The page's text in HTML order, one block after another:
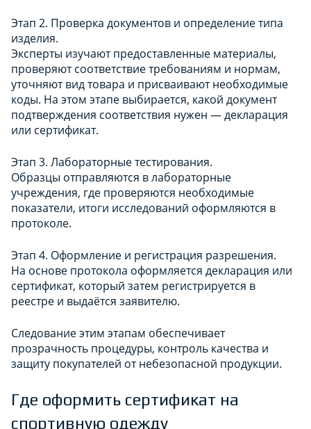
Этап 2. Проверка документов и определение типа
изделия.
Эксперты изучают предоставленные материалы,
проверяют соответствие требованиям и нормам,
уточняют вид товара и присваивают необходимые
коды. На этом этапе выбирается, какой документ
подтверждения соответствия нужен — декларация
или сертификат.
Этап 3. Лабораторные тестирования.
Образцы отправляются в лабораторные
учреждения, где проверяются необходимые
показатели, итоги исследований оформляются в
протоколе.
Этап 4. Оформление и регистрация разрешения.
На основе протокола оформляется декларация или
сертификат, который затем регистрируется в
реестре и выдаётся заявителю.
Следование этим этапам обеспечивает
прозрачность процедуры, контроль качества и
защиту покупателей от небезопасной продукции.
Где оформить сертификат на
спортивную одежду